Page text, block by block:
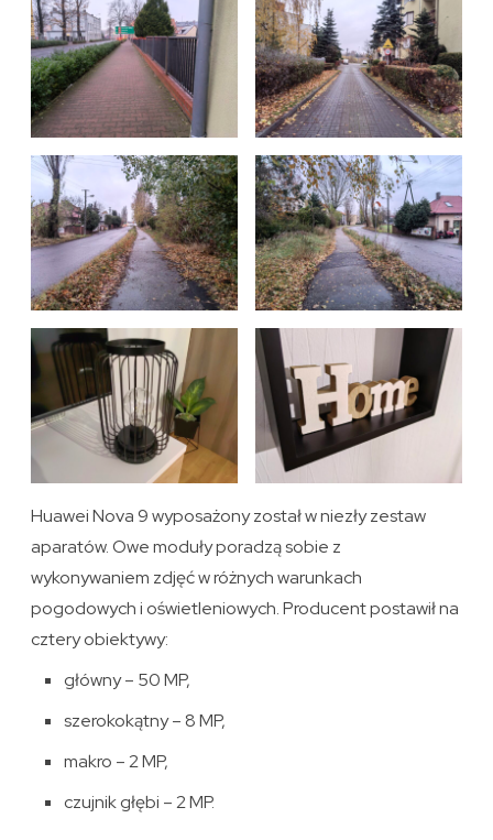
Huawei Nova 9 wyposażony został w niezły zestaw
aparatów. Owe moduły poradzą sobie z
wykonywaniem zdjęć w różnych warunkach
pogodowych i oświetleniowych. Producent postawił na
cztery obiektywy:
główny – 50 MP,
szerokokątny – 8 MP,
makro – 2 MP,
czujnik głębi – 2 MP.